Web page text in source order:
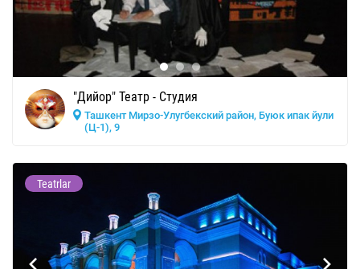
"Дийор" Театр - Студия
Ташкент Мирзо-Улугбекский район, Буюк ипак йули
(Ц-1), 9
Teatrlar